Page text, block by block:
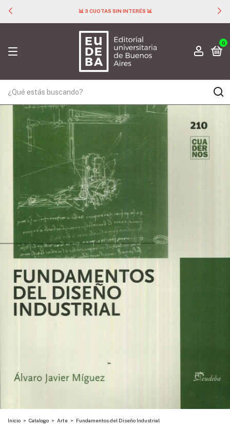
📊 3 CUOTAS SIN INTERÉS 📊
0
Inicio > Catalogo > Arte > Fundamentos del Diseño Industrial